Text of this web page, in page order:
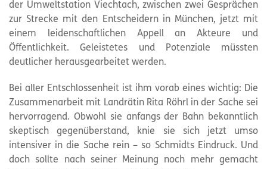
der Umweltstation Viechtach, zwischen zwei Gesprächen
zur Strecke mit den Entscheidern in München, jetzt mit
einem leidenschaftlichen Appell an Akteure und
Öffentlichkeit. Geleistetes und Potenziale müssten
deutlicher herausgearbeitet werden.
Bei aller Entschlossenheit ist ihm vorab eines wichtig: Die
Zusammenarbeit mit Landrätin Rita Röhrl in der Sache sei
hervorragend. Obwohl sie anfangs der Bahn bekanntlich
skeptisch gegenüberstand, knie sie sich jetzt umso
intensiver in die Sache rein – so Schmidts Eindruck. Und
doch sollte nach seiner Meinung noch mehr gemacht